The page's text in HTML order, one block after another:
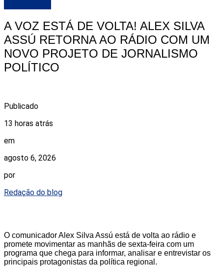
A VOZ ESTÁ DE VOLTA! ALEX SILVA
ASSÚ RETORNA AO RÁDIO COM UM
NOVO PROJETO DE JORNALISMO
POLÍTICO
Publicado
13 horas atrás
em
agosto 6, 2026
por
Redação do blog
O comunicador Alex Silva Assú está de volta ao rádio e
promete movimentar as manhãs de sexta-feira com um
programa que chega para informar, analisar e entrevistar os
principais protagonistas da política regional.